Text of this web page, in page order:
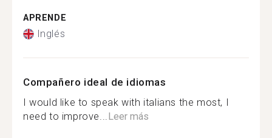
APRENDE
Inglés
Compañero ideal de idiomas
I would like to speak with italians the most, I
need to improve...Leer más